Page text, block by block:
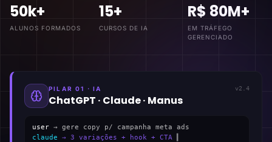
50k+
ALUNOS FORMADOS
15+
CURSOS DE IA
R$ 80M+
EM TRÁFEGO
GERENCIADO
PILAR 01 · IA
ChatGPT · Claude · Manus
v2.4
user → gere copy p/ campanha meta ads
claude → 3 variações + hook + CTA